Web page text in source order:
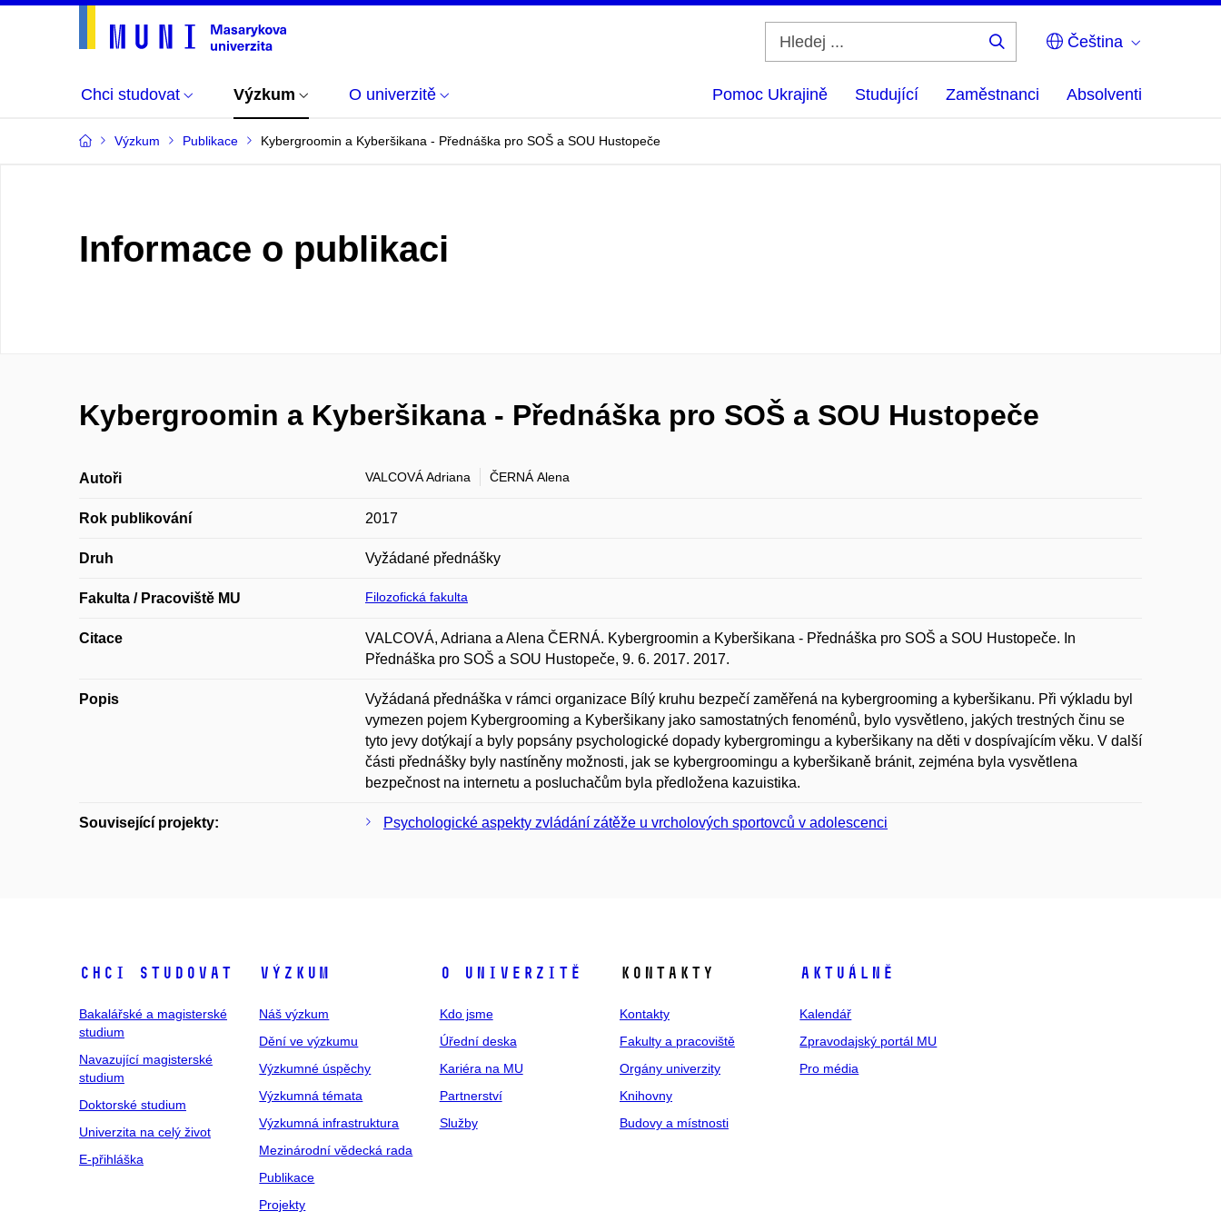
Čeština
Chci studovat Výzkum O univerzitě Pomoc Ukrajině Studující Zaměstnanci Absolventi
Výzkum Publikace Kybergroomin a Kyberšikana - Přednáška pro SOŠ a SOU Hustopeče
Informace o publikaci
Kybergroomin a Kyberšikana - Přednáška pro SOŠ a SOU Hustopeče
Autoři VALCOVÁ Adriana ČERNÁ Alena
Rok publikování 2017
Druh Vyžádané přednášky
Fakulta / Pracoviště MU Filozofická fakulta
Citace
VALCOVÁ, Adriana a Alena ČERNÁ. Kybergroomin a Kyberšikana - Přednáška pro SOŠ a SOU Hustopeče. In
Přednáška pro SOŠ a SOU Hustopeče, 9. 6. 2017. 2017.
Popis
Vyžádaná přednáška v rámci organizace Bílý kruhu bezpečí zaměřená na kybergrooming a kyberšikanu. Při výkladu byl
vymezen pojem Kybergrooming a Kyberšikany jako samostatných fenoménů, bylo vysvětleno, jakých trestných činu se
tyto jevy dotýkají a byly popsány psychologické dopady kybergromingu a kyberšikany na děti v dospívajícím věku. V další
části přednášky byly nastíněny možnosti, jak se kybergroomingu a kyberšikaně bránit, zejména byla vysvětlena
bezpečnost na internetu a posluchačům byla předložena kazuistika.
Související projekty: Psychologické aspekty zvládání zátěže u vrcholových sportovců v adolescenci
Chci studovat
Bakalářské a magisterské
studium
Navazující magisterské
studium
Doktorské studium
Univerzita na celý život
E-přihláška
Výzkum
Náš výzkum
Dění ve výzkumu
Výzkumné úspěchy
Výzkumná témata
Výzkumná infrastruktura
Mezinárodní vědecká rada
Publikace
Projekty
O univerzitě
Kdo jsme
Úřední deska
Kariéra na MU
Partnerství
Služby
Kontakty
Kontakty
Fakulty a pracoviště
Orgány univerzity
Knihovny
Budovy a místnosti
Aktuálně
Kalendář
Zpravodajský portál MU
Pro média